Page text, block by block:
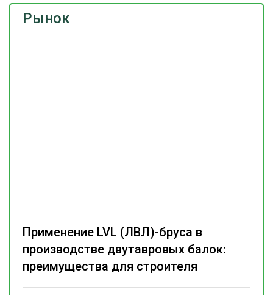
Рынок
Применение LVL (ЛВЛ)-бруса в
производстве двутавровых балок:
преимущества для строителя